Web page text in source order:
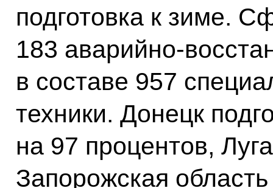
подготовка к зиме.
183 аварийно-
в составе 957
техники. Донецк
на 97 процентов,
Запорожская